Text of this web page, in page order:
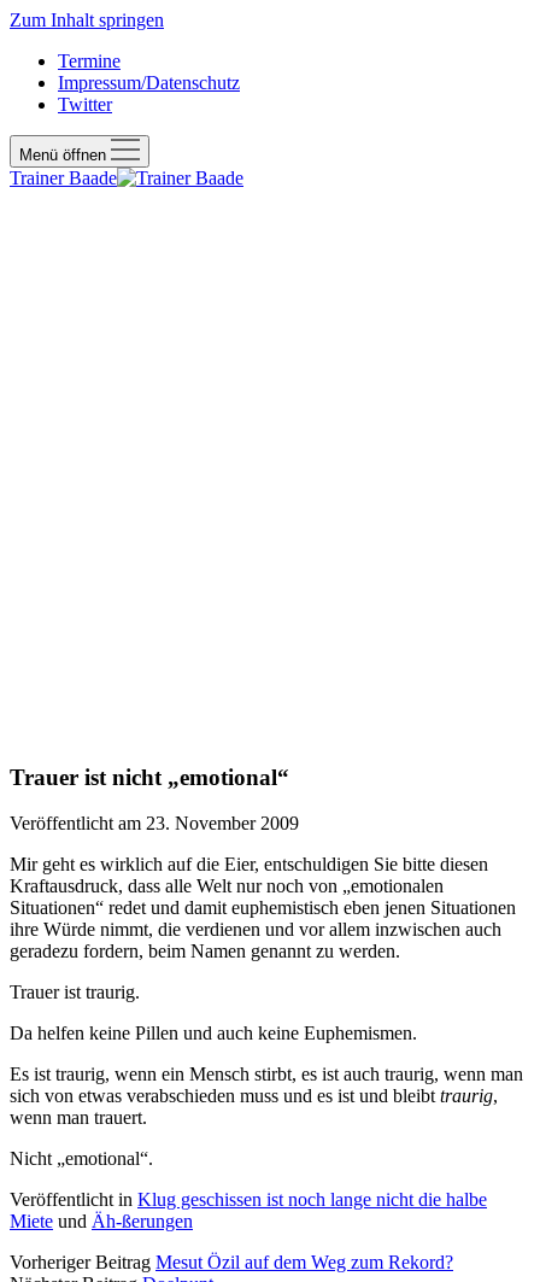
Zum Inhalt springen
Termine
Impressum/Datenschutz
Twitter
Menü öffnen
Trainer Baade
Trauer ist nicht „emotional“
Veröffentlicht am 23. November 2009
Mir geht es wirklich auf die Eier, entschuldigen Sie bitte diesen
Kraftausdruck, dass alle Welt nur noch von „emotionalen
Situationen“ redet und damit euphemistisch eben jenen Situationen
ihre Würde nimmt, die verdienen und vor allem inzwischen auch
geradezu fordern, beim Namen genannt zu werden.
Trauer ist traurig.
Da helfen keine Pillen und auch keine Euphemismen.
Es ist traurig, wenn ein Mensch stirbt, es ist auch traurig, wenn man
sich von etwas verabschieden muss und es ist und bleibttraurig,
wenn man trauert.
Nicht „emotional“.
Veröffentlicht in Klug geschissen ist noch lange nicht die halbe
Miete und Äh-ßerungen
Vorheriger Beitrag Mesut Özil auf dem Weg zum Rekord?